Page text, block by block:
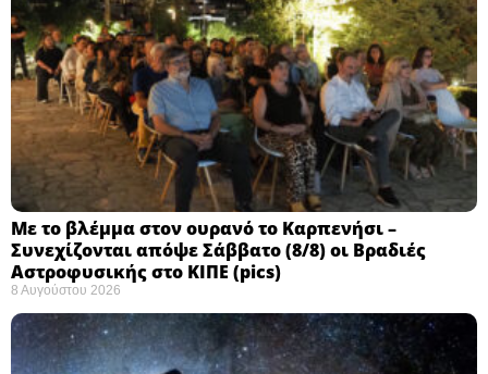
Με το βλέμμα στον ουρανό το Καρπενήσι –
Συνεχίζονται απόψε Σάββατο (8/8) οι Βραδιές
Αστροφυσικής στο ΚΙΠΕ (pics)
8 Αυγούστου 2026